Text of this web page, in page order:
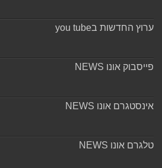
ערוץ החדשות בyou tube
פייסבוק אונו NEWS
אינסטגרם אונו NEWS
טלגרם אונו NEWS